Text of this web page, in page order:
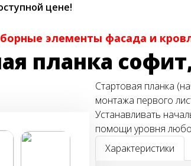
цене!
элементы фасада и
планка
Стартовая планка
монтажа первого
Устанавливать
помощи уровня
Характеристики